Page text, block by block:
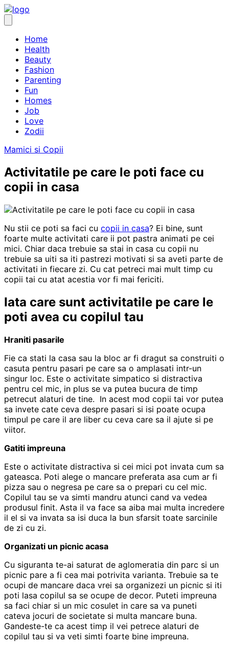
Skip
to
Home
Health
Beauty
Fashion
Parenting
Fun
Homes
Job
Love
Zodii
Mamici si Copii
Activitatile pe care le poti face cu
copii in casa
Nu stii ce poti sa faci cu copii in casa? Ei bine, sunt
foarte multe activitati care ii pot pastra animati pe cei
mici. Chiar daca trebuie sa stai in casa cu copii nu
trebuie sa uiti sa iti pastrezi motivati si sa aveti parte de
activitati in fiecare zi. Cu cat petreci mai mult timp cu
copii tai cu atat acestia vor fi mai fericiti.
Iata care sunt activitatile pe care le
poti avea cu copilul tau
Hraniti pasarile
Fie ca stati la casa sau la bloc ar fi dragut sa construiti o
casuta pentru pasari pe care sa o amplasati intr-un
singur loc. Este o activitate simpatico si distractiva
pentru cel mic, in plus se va putea bucura de timp
petrecut alaturi de tine. In acest mod copii tai vor putea
sa invete cate ceva despre pasari si isi poate ocupa
timpul pe care il are liber cu ceva care sa il ajute si pe
viitor.
Gatiti impreuna
Este o activitate distractiva si cei mici pot invata cum sa
gateasca. Poti alege o mancare preferata asa cum ar fi
pizza sau o negresa pe care sa o prepari cu cel mic.
Copilul tau se va simti mandru atunci cand va vedea
produsul finit. Asta il va face sa aiba mai multa incredere
il el si va invata sa isi duca la bun sfarsit toate sarcinile
de zi cu zi.
Organizati un picnic acasa
Cu siguranta te-ai saturat de aglomeratia din parc si un
picnic pare a fi cea mai potrivita varianta. Trebuie sa te
ocupi de mancare daca vrei sa organizezi un picnic si iti
poti lasa copilul sa se ocupe de decor. Puteti impreuna
sa faci chiar si un mic cosulet in care sa va puneti
cateva jocuri de societate si multa mancare buna.
Gandeste-te ca acest timp il vei petrece alaturi de
copilul tau si va veti simti foarte bine impreuna.